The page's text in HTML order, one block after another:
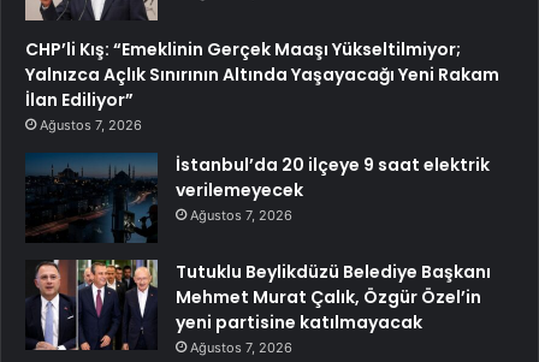
CHP’li Kış: “Emeklinin Gerçek Maaşı Yükseltilmiyor;
Yalnızca Açlık Sınırının Altında Yaşayacağı Yeni Rakam
İlan Ediliyor”
Ağustos 7, 2026
İstanbul’da 20 ilçeye 9 saat elektrik
verilemeyecek
Ağustos 7, 2026
Tutuklu Beylikdüzü Belediye Başkanı
Mehmet Murat Çalık, Özgür Özel’in
yeni partisine katılmayacak
Ağustos 7, 2026